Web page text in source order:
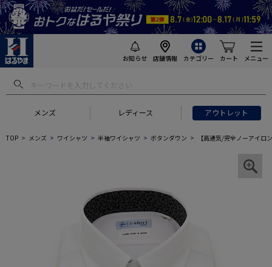
お知らせ 店舗情報 カテゴリー カート メニュー
メンズ レディース アウトレット
TOP メンズ ワイシャツ 半袖ワイシャツ ボタンダウン 【高通気/完全ノーアイロ